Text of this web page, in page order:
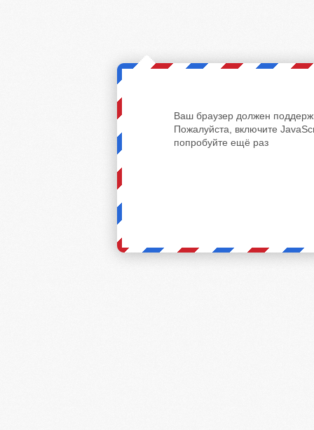
Ваш браузер должен
Пожалуйста, включите
попробуйте ещё раз